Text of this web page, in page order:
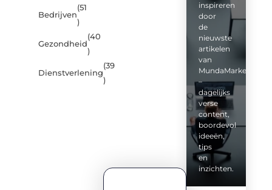
Bedrijven
(51
)
Gezondheid
(40
)
Dienstverlening
(39
)
inspireren
door
de
nieuwste
artikelen
van
MundaMarketing.nl
–
dagelijks
verse
content,
boordevol
ideeën,
tips
en
inzichten.